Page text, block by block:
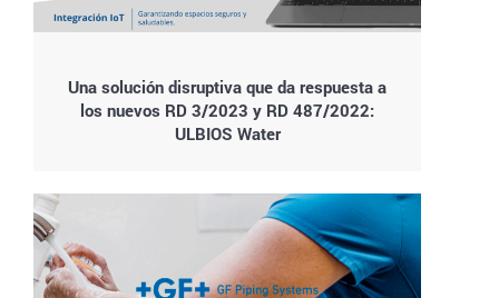
Una solución disruptiva que da respuesta a
los nuevos RD 3/2023 y RD 487/2022:
ULBIOS Water